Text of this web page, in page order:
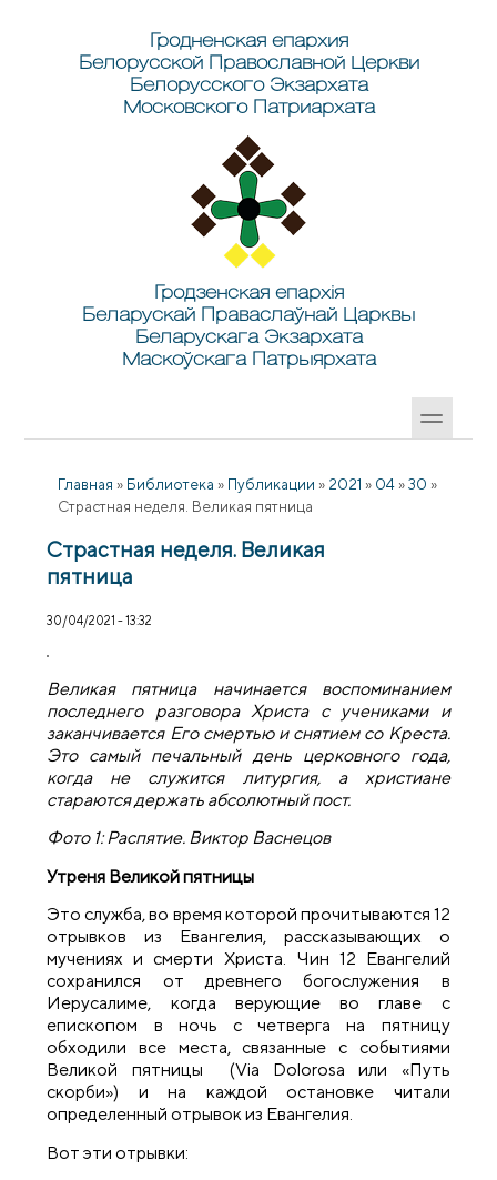
Гродненская епархия
Белорусской Православной Церкви
Белорусского Экзархата
Московского Патриархата
Гродзенская епархія
Беларускай Праваслаўнай Царквы
Беларускага Экзархата
Маскоўскага Патрыярхата
Главная » Библиотека » Публикации » 2021 » 04 » 30 »
Страстная неделя. Великая пятница
Страстная неделя. Великая
пятница
30/04/2021 - 13:32
Великая пятница начинается воспоминанием
последнего разговора Христа с учениками и
заканчивается Его смертью и снятием со Креста.
Это самый печальный день церковного года,
когда не служится литургия, а христиане
стараются держать абсолютный пост.
Фото 1: Распятие. Виктор Васнецов
Утреня Великой пятницы
Это служба, во время которой прочитываются 12
отрывков из Евангелия, рассказывающих о
мучениях и смерти Христа. Чин 12 Евангелий
сохранился от древнего богослужения в
Иерусалиме, когда верующие во главе с
епископом в ночь с четверга на пятницу
обходили все места, связанные с событиями
Великой пятницы (Via Dolorosa или «Путь
скорби») и на каждой остановке читали
определенный отрывок из Евангелия.
Вот эти отрывки: